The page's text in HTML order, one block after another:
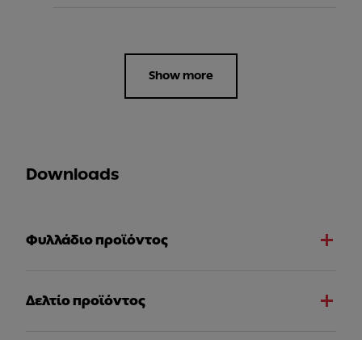
Show more
Downloads
Φυλλάδιο προϊόντος
Δελτίο προϊόντος